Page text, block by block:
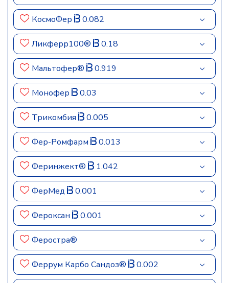
КосмоФер 0.082
Ликферр100® 0.18
Мальтофер® 0.919
Монофер 0.03
Трикомбия 0.005
Фер-Ромфарм 0.013
Феринжект® 1.042
ФерМед 0.001
Фероксан 0.001
Феростра®
Феррум Карбо Сандоз® 0.002